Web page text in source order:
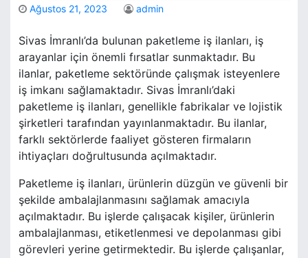
Ağustos 21, 2023 admin
Sivas İmranlı’da bulunan paketleme iş ilanları, iş
arayanlar için önemli fırsatlar sunmaktadır. Bu
ilanlar, paketleme sektöründe çalışmak isteyenlere
iş imkanı sağlamaktadır. Sivas İmranlı’daki
paketleme iş ilanları, genellikle fabrikalar ve lojistik
şirketleri tarafından yayınlanmaktadır. Bu ilanlar,
farklı sektörlerde faaliyet gösteren firmaların
ihtiyaçları doğrultusunda açılmaktadır.
Paketleme iş ilanları, ürünlerin düzgün ve güvenli bir
şekilde ambalajlanmasını sağlamak amacıyla
açılmaktadır. Bu işlerde çalışacak kişiler, ürünlerin
ambalajlanması, etiketlenmesi ve depolanması gibi
görevleri yerine getirmektedir. Bu işlerde çalışanlar,